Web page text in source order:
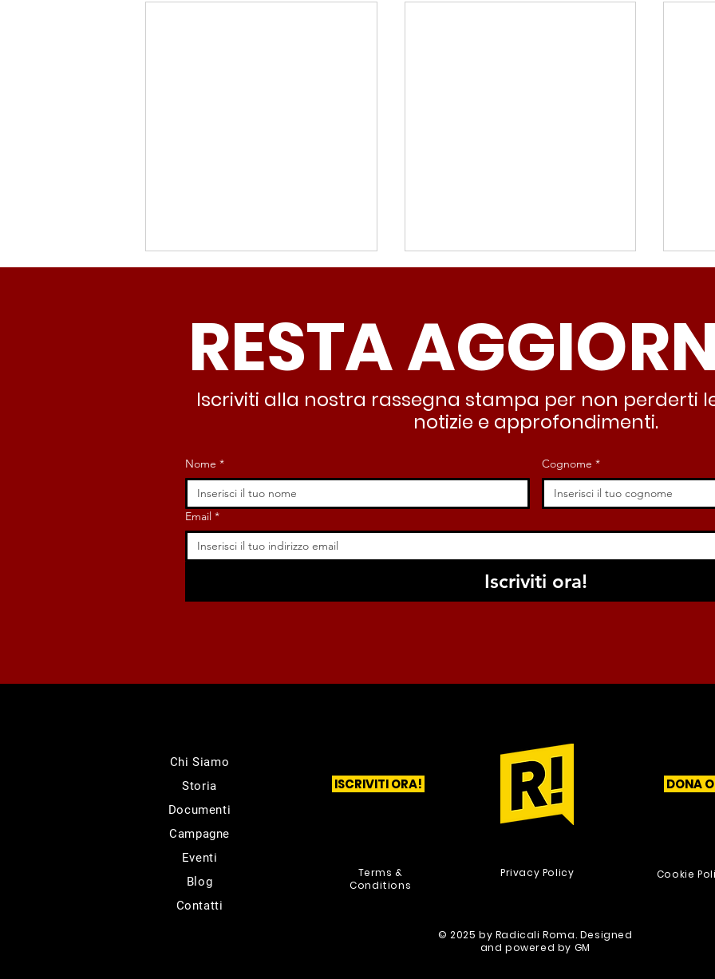
Spin Time, Colucci: “Non
minuti c’è CasaPound e
nessuno interviene”
Periferie, Colucci
(Radicali Roma): “La
partendo dallo Stato che
deve garantire servizi e
RESTA
Iscriviti alla nostra rassegna stampa per non perderti
notizie e approfondimenti.
Nome * Cognome *
Email *
Iscriviti ora!
Chi Siamo
Storia
Documenti
Campagne
Eventi
Blog
Contatti
ISCRIVITI ORA! DONA
Terms &
Conditions
Privacy Policy Cookie
© 2025 by Radicali Roma. Designed
and powered by GM